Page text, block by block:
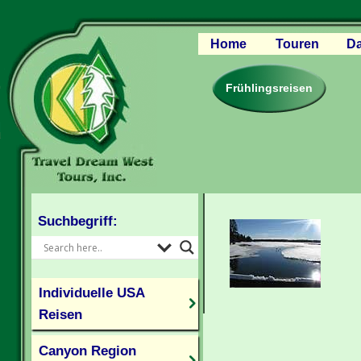
Home
Touren
Canyon Region
Rocky
Pazifischer
Frühlingsreisen
Suchbegriff:
Individuelle USA
Reisen
Canyon Region